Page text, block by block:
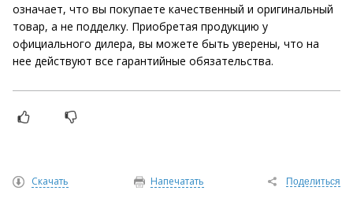
означает, что вы покупаете качественный и оригинальный
товар, а не подделку. Приобретая продукцию у
официального дилера, вы можете быть уверены, что на
нее действуют все гарантийные обязательства.
Поделиться
Напечатать
Скачать